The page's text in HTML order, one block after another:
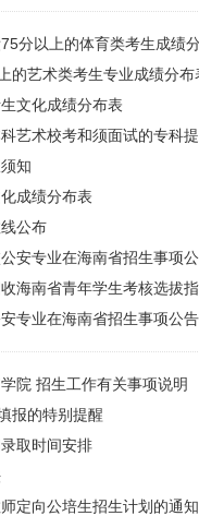
分以上的体育类考生成绩
的艺术类考生专业成绩分布
文化成绩分布表
艺术校考和须面试的专科
知
成绩分布表
公布
安专业在海南省招生事项
海南省青年学生考核选拔
专业在海南省招生事项公告
院 招生工作有关事项说明
报的特别提醒
取时间安排
定向公培生招生计划的通知